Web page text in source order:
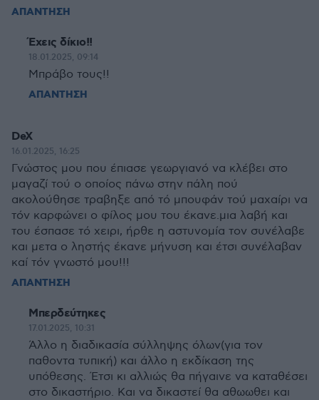
ΑΠΑΝΤΗΣΗ
Έχεις δίκιο!!
18.01.2025, 09:14
Μπράβο τους!!
ΑΠΑΝΤΗΣΗ
DeX
16.01.2025, 16:25
Γνώστος μου που έπιασε γεωργιανό να κλέβει στο
μαγαζί τού ο οποίος πάνω στην πάλη πού
ακολούθησε τραβηξε από τό μπουφάν τού μαχαίρι να
τόν καρφώνει ο φίλος μου του έκανε.μια λαβή και
του έσπασε τό χειρι, ήρθε η αστυνομία τον συνέλαβε
και μετα ο ληστής έκανε μήνυση και έτσι συνέλαβαν
καί τόν γνωστό μου!!!
ΑΠΑΝΤΗΣΗ
Μπερδεύτηκες
17.01.2025, 10:31
Άλλο η διαδικασία σύλληψης όλων(για τον
παθοντα τυπική) και άλλο η εκδίκαση της
υπόθεσης. Έτσι κι αλλιώς θα πήγαινε να καταθέσει
στο δικαστήριο. Και να δικαστεί θα αθωωθει και